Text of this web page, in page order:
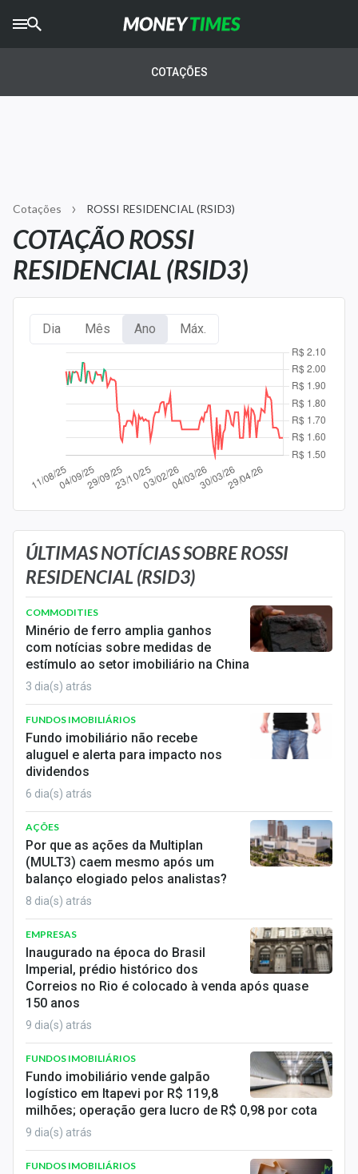
AGROTIMES
Newsletters
Money Trader
Últimas Notícias
Newsletters
Comprar ou vender?
Carteiras Recomendadas
Central de Dividendos
Central de Fundos Imobiliários
Central dos IPOs
Renda Fixa
Finanças Pessoais
Mercados
Economia
Empresas
Brasil
Política
Colunas
Especiais
Internacional
Marketing
Tecnologia
Conteúdo de Marca
Sobre
COTAÇÕES
Cotações ROSSI RESIDENCIAL (RSID3)
COTAÇÃO ROSSI
RESIDENCIAL (RSID3)
Dia Mês Ano Máx.
ÚLTIMAS NOTÍCIAS SOBRE ROSSI
RESIDENCIAL (RSID3)
COMMODITIES
Minério de ferro amplia ganhos
com notícias sobre medidas de
estímulo ao setor imobiliário na China
3 dia(s) atrás
FUNDOS IMOBILIÁRIOS
Fundo imobiliário não recebe
aluguel e alerta para impacto nos
dividendos
6 dia(s) atrás
AÇÕES
Por que as ações da Multiplan
(MULT3) caem mesmo após um
balanço elogiado pelos analistas?
8 dia(s) atrás
EMPRESAS
Inaugurado na época do Brasil
Imperial, prédio histórico dos
Correios no Rio é colocado à venda após quase
150 anos
9 dia(s) atrás
FUNDOS IMOBILIÁRIOS
Fundo imobiliário vende galpão
logístico em Itapevi por R$ 119,8
milhões; operação gera lucro de R$ 0,98 por cota
9 dia(s) atrás
FUNDOS IMOBILIÁRIOS